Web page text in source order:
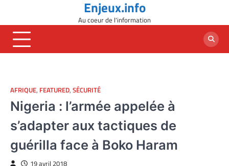
content
Enjeux.info
Au coeur de l'information
AFRIQUE, FEATURED, SÉCURITÉ
Nigeria : l’armée appelée à
s’adapter aux tactiques de
guérilla face à Boko Haram
19 avril 2018